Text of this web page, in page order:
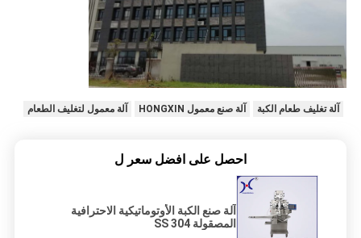
آلة تغليف طعام الكبة آلة صنع معمول HONGXIN آلة معمول لتغليف الطعام
احصل على افضل سعر ل
آلة صنع الكبة الأوتوماتيكية الاحترافية
المصقولة 304 SS